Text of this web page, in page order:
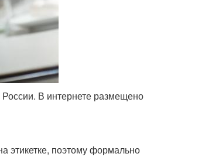
В интернете размещено
этикетке, поэтому формально